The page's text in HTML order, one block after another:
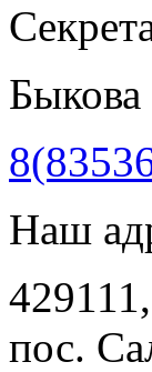
Быкова
Наш
пос.